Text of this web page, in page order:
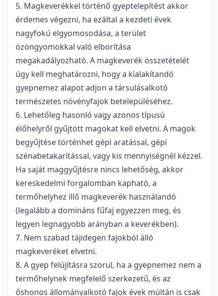
5. Magkeverékkel történő gyeptelepítést akkor
érdemes végezni, ha ezáltal a kezdeti évek
nagyfokú elgyomosodása, a terület
özöngyomokkal való elborítása
megakadályozható. A magkeverék összetételét
úgy kell meghatározni, hogy a kialakítandó
gyepnemez alapot adjon a társulásalkotó
természetes növényfajok betelepüléséhez.
6. Lehetőleg hasonló vagy azonos típusú
élőhelyről gyűjtött magokat kell elvetni. A magok
begyűjtése történhet gépi aratással, gépi
szénabetakarítással, vagy kis mennyiségnél kézzel.
Ha saját maggyűjtésre nincs lehetőség, akkor
kereskedelmi forgalomban kapható, a
termőhelyhez illő magkeverék használandó
(legalább a domináns fűfaj egyezzen meg, és
legyen legnagyobb arányban a keverékben).
7. Nem szabad tájidegen fajokból álló
magkeveréket elvetni.
8. A gyep felújításra szorul, ha a gyepnemez nem a
termőhelynek megfelelő szerkezetű, és az
őshonos állományalkotó fajok évek múltán is csak